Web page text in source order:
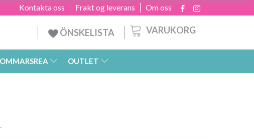
Om oss
Frakt og leverans
Kontakta oss
VARUKORG
ÖNSKELISTA
OUTLET